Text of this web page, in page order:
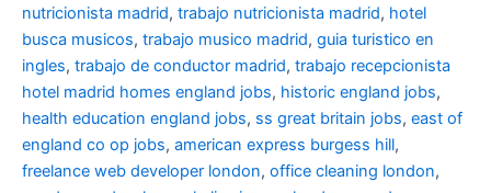
nutricionista madrid, trabajo nutricionista madrid, hotel
busca musicos, trabajo musico madrid, guia turistico en
ingles, trabajo de conductor madrid, trabajo recepcionista
hotel madrid homes england jobs, historic england jobs,
health education england jobs, ss great britain jobs, east of
england co op jobs, american express burgess hill,
freelance web developer london, office cleaning london,